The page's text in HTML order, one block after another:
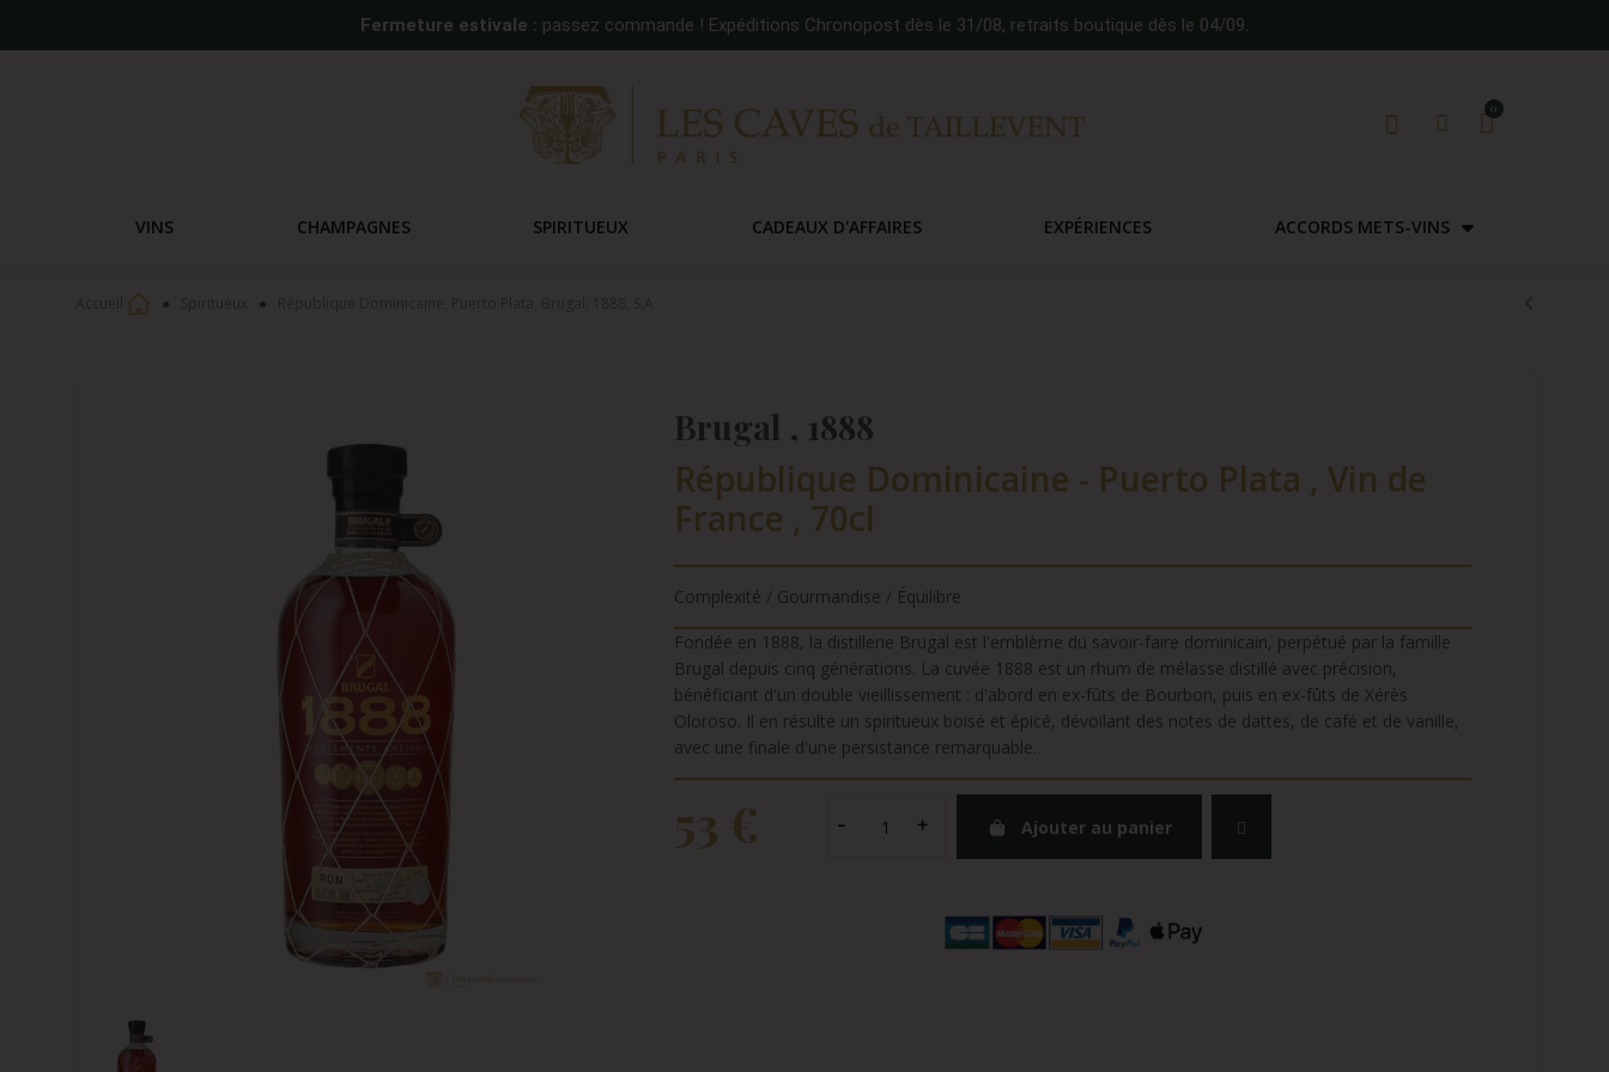
Fermeture estivale : passez commande ! Expéditions Chronopost dès le 31/08, retraits boutique dès le 04/09.
VINS CHAMPAGNES SPIRITUEUX CADEAUX D'AFFAIRES EXPÉRIENCES ACCORDS METS-VINS
Brugal , 1888
République Dominicaine - Puerto Plata , Vin de
France , 70cl
Complexité / Gourmandise / Équilibre
Fondée en 1888, la distillerie Brugal est l'emblème du savoir-faire dominicain, perpétué par la famille
Brugal depuis cinq générations. La cuvée 1888 est un rhum de mélasse distillé avec précision,
bénéficiant d'un double vieillissement : d'abord en ex-fûts de Bourbon, puis en ex-fûts de Xérès
Oloroso. Il en résulte un spiritueux boisé et épicé, dévoilant des notes de dattes, de café et de vanille,
avec une finale d'une persistance remarquable.
53 € Ajouter au panier